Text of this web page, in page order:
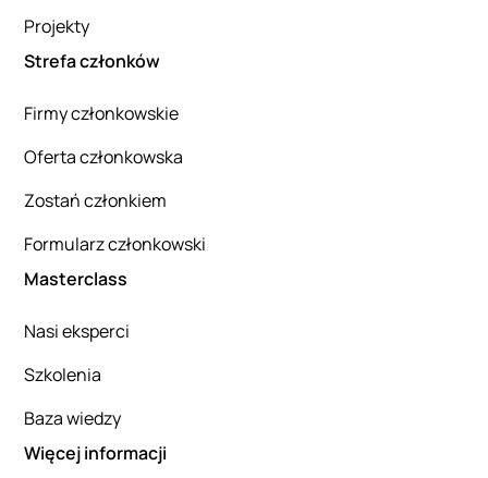
Projekty
Strefa członków
Firmy członkowskie
Oferta członkowska
Zostań członkiem
Formularz członkowski
Masterclass
Nasi eksperci
Szkolenia
Baza wiedzy
Więcej informacji